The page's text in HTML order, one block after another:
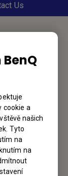
cookie a
našich
Tyto
na
na
Us